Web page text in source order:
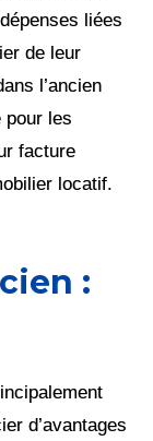
liées
de leur
l’ancien
pour les
facture
locatif.
:
d’avantages